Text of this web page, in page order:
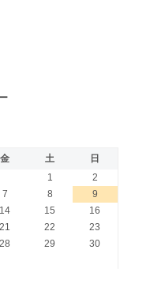
金 土
日
1
2
7 8
9
14 15
16
21 22
23
28 29
30